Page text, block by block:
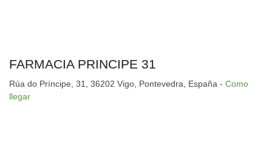
FARMACIA PRINCIPE 31
Rúa do Príncipe, 31, 36202 Vigo, Pontevedra, España - Como
llegar